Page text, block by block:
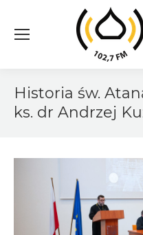
Historia św.
ks. dr Andrzej